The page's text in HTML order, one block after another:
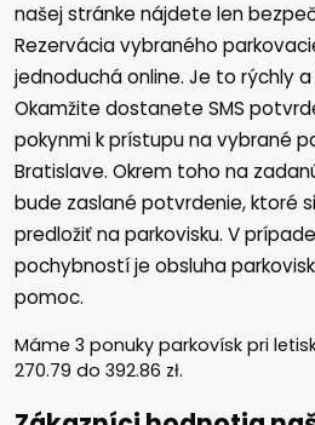
našej stránke nájdete len
Rezervácia vybraného
jednoduchá online. Je to rýchly
Okamžite dostanete SMS
pokynmi k prístupu na vybrané
Bratislave. Okrem toho na
bude zaslané potvrdenie, ktoré
predložiť na parkovisku. V
pochybností je obsluha
pomoc.
Máme 3 ponuky parkovísk pri
270.79 do 392.86 zł.